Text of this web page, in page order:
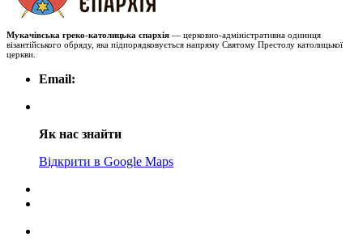
Мукачівська греко-католицька єпархія — церковно-адміністративна одиниця
візантійського обряду, яка підпорядковується напряму Святому Престолу католицької
церкви.
Email:
Як нас знайти
Відкрити в Google Maps